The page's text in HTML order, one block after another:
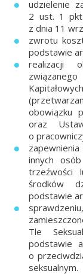
udzielenie
2 ust. 1 pkt
z dnia 11
zwrotu
podstawie
realizacji
obowiązku
oraz
o
innych
trzeźwości
środków
podstawie
Tle
podstawie
o
seksualnym.